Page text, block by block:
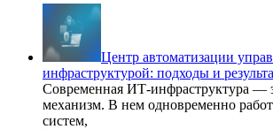
Центр автоматизации
инфраструктурой: подходы и
Современная ИТ-инфраструктура —
механизм. В нем одновременно
систем,